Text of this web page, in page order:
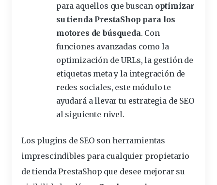
para aquellos que buscan optimizar
su tienda PrestaShop para los
motores de búsqueda. Con
funciones avanzadas como la
optimización de URLs, la gestión de
etiquetas meta y la integración de
redes sociales, este módulo te
ayudará a llevar tu estrategia de SEO
al siguiente nivel.
Los plugins de SEO son herramientas
imprescindibles para cualquier propietario
de tienda PrestaShop que desee mejorar su